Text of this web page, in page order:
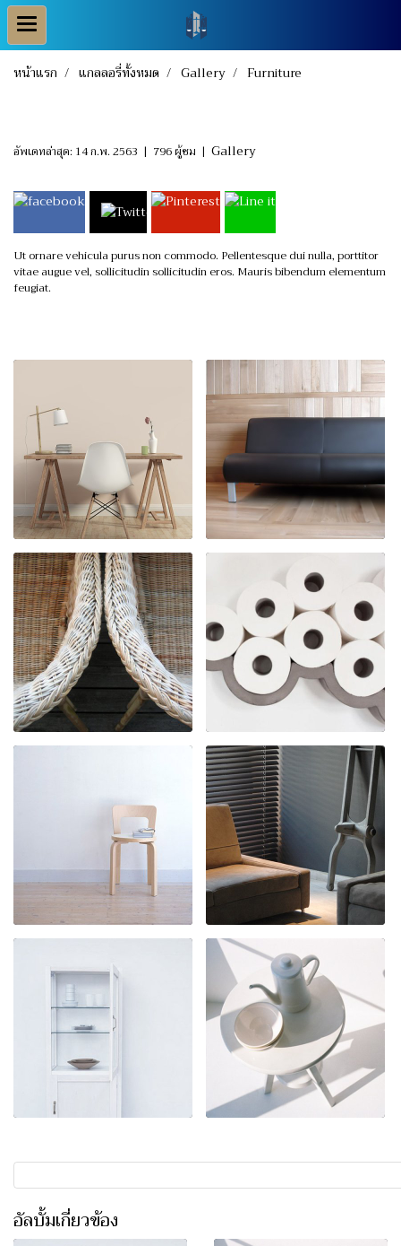
หน้าแรก แกลลอรี่ทั้งหมด Gallery Furniture
อัพเดทล่าสุด: 14 ก.พ. 2563 | 796 ผู้ชม | Gallery
Ut ornare vehicula purus non commodo. Pellentesque dui nulla, porttitor
vitae augue vel, sollicitudin sollicitudin eros. Mauris bibendum elementum
feugiat.
อัลบั้มเกี่ยวข้อง